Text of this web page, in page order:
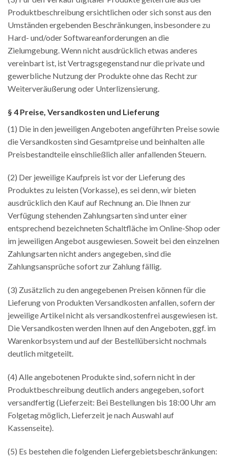
Produktbeschreibung ersichtlichen oder sich sonst aus den
Umständen ergebenden Beschränkungen, insbesondere zu
Hard- und/oder Softwareanforderungen an die
Zielumgebung. Wenn nicht ausdrücklich etwas anderes
vereinbart ist, ist Vertragsgegenstand nur die private und
gewerbliche Nutzung der Produkte ohne das Recht zur
Weiterveräußerung oder Unterlizensierung.
§ 4 Preise, Versandkosten und Lieferung
(1) Die in den jeweiligen Angeboten angeführten Preise sowie
die Versandkosten sind Gesamtpreise und beinhalten alle
Preisbestandteile einschließlich aller anfallenden Steuern.
(2) Der jeweilige Kaufpreis ist vor der Lieferung des
Produktes zu leisten (Vorkasse), es sei denn, wir bieten
ausdrücklich den Kauf auf Rechnung an. Die Ihnen zur
Verfügung stehenden Zahlungsarten sind unter einer
entsprechend bezeichneten Schaltfläche im Online-Shop oder
im jeweiligen Angebot ausgewiesen. Soweit bei den einzelnen
Zahlungsarten nicht anders angegeben, sind die
Zahlungsansprüche sofort zur Zahlung fällig.
(3) Zusätzlich zu den angegebenen Preisen können für die
Lieferung von Produkten Versandkosten anfallen, sofern der
jeweilige Artikel nicht als versandkostenfrei ausgewiesen ist.
Die Versandkosten werden Ihnen auf den Angeboten, ggf. im
Warenkorbsystem und auf der Bestellübersicht nochmals
deutlich mitgeteilt.
(4) Alle angebotenen Produkte sind, sofern nicht in der
Produktbeschreibung deutlich anders angegeben, sofort
versandfertig (Lieferzeit: Bei Bestellungen bis 18:00 Uhr am
Folgetag möglich, Lieferzeit je nach Auswahl auf
Kassenseite).
(5) Es bestehen die folgenden Liefergebietsbeschränkungen: